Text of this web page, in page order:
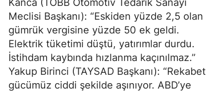
Meclisi Başkanı): “Eskiden yüzde 2,5 olan
gümrük vergisine yüzde 50 ek geldi.
Elektrik tüketimi düştü, yatırımlar durdu.
İstihdam kaybında hızlanma kaçınılmaz.”
Yakup Birinci (TAYSAD Başkanı): “Rekabet
gücümüz ciddi şekilde aşınıyor. ABD’ye